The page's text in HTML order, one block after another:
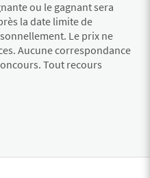
ou le gagnant sera
la date limite de
Le prix ne
Aucune correspondance
Tout recours